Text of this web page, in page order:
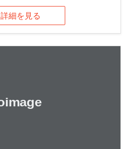
詳細を見る